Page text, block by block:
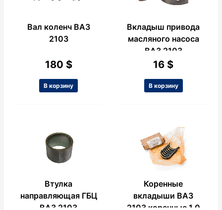
Вал коленч ВАЗ
2103
180 $
В корзину
Вкладыш привода
масляного насоса
ВАЗ 2103
16 $
В корзину
Втулка
направляющая ГБЦ
ВАЗ 2103
Коренные
вкладыши ВАЗ
2103 коренные 1.0